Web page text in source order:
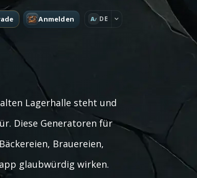
Anmelden A DE
Lagerhalle steht und
Diese Generatoren für
Brauereien,
glaubwürdig wirken.